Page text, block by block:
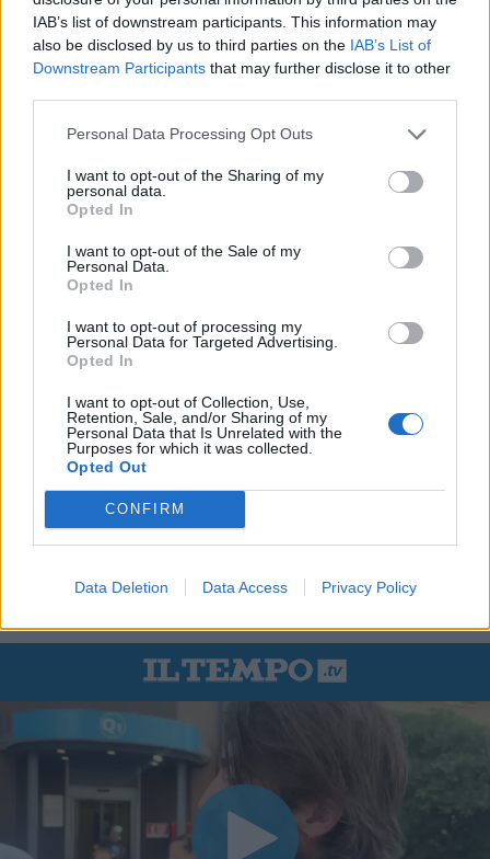
IAB’s list of downstream participants. This information may
also be disclosed by us to third parties on the IAB’s List of
Downstream Participants that may further disclose it to other
Personal Data Processing Opt Outs
I want to opt-out of the Sharing of my
personal data.
Opted In
I want to opt-out of the Sale of my
Personal Data.
Opted In
I want to opt-out of processing my
Personal Data for Targeted Advertising.
Opted In
I want to opt-out of Collection, Use,
Retention, Sale, and/or Sharing of my
Personal Data that Is Unrelated with the
Purposes for which it was collected.
Opted Out
CONFIRM
Data Deletion Data Access Privacy Policy
In evidenza